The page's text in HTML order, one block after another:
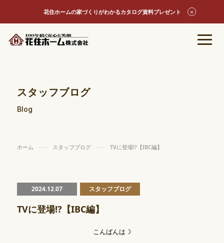
花住ホームの家づくりがわかるカタログ資料プレゼント
スタッフブログ
Blog
ホーム スタッフブログ TVに登場⁉【IBC編】
2024.12.07 スタッフブログ
TVに登場⁉【IBC編】
こんばんは☽